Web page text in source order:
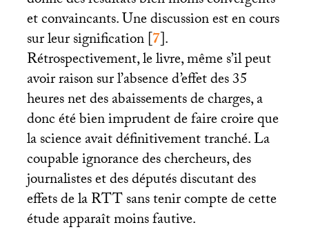
et convaincants. Une discussion est en cours
sur leur signification[7].
Rétrospectivement, le livre, même s’il peut
avoir raison sur l’absence d’effet des 35
heures net des abaissements de charges, a
donc été bien imprudent de faire croire que
la science avait définitivement tranché. La
coupable ignorance des chercheurs, des
journalistes et des députés discutant des
effets de laRTTsans tenir compte de cette
étude apparaît moins fautive.